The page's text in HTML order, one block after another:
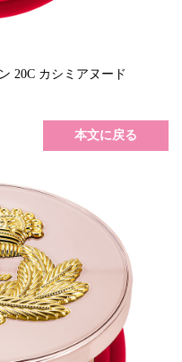
20C カシミアヌード
本文に戻る